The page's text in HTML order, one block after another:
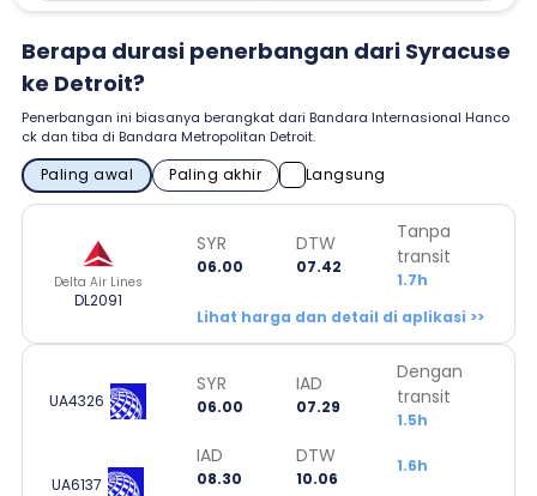
Berapa durasi penerbangan dari Syracuse
ke Detroit?
Penerbangan ini biasanya berangkat dari Bandara Internasional Hanco
ck dan tiba di Bandara Metropolitan Detroit.
Paling awal Paling akhir Langsung
Delta Air Lines
DL2091
SYR
06.00
DTW
07.42
Tanpa
transit
1.7h
Lihat harga dan detail di aplikasi >>
UA4326
SYR
06.00
IAD
07.29
Dengan
transit
1.5h
UA6137
IAD
08.30
DTW
10.06
1.6h